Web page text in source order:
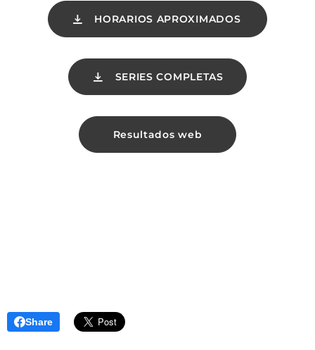
HORARIOS APROXIMADOS
SERIES COMPLETAS
Resultados web
Share